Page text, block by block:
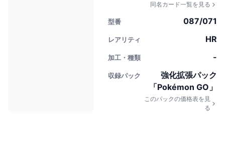
同名カード一覧を見る
型番 087/071
レアリティ HR
加工・種類 -
収録パック
強化拡張パック
「Pokémon GO」
このパックの価格表を見
る